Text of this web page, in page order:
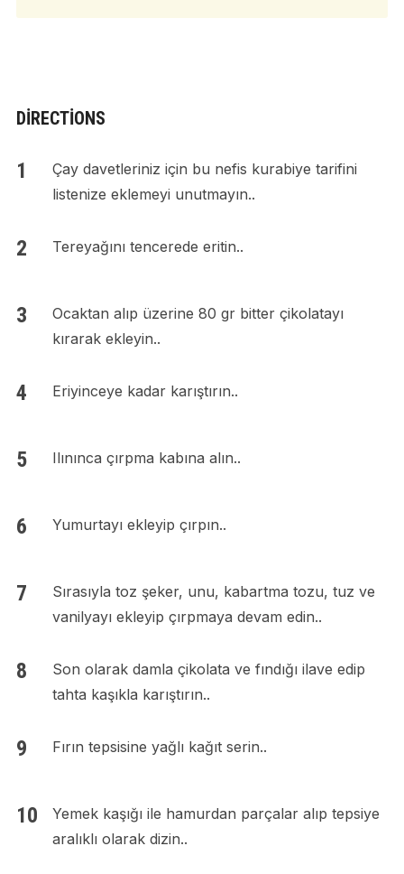
DIRECTIONS
Çay davetleriniz için bu nefis kurabiye tarifini
listenize eklemeyi unutmayın..
Tereyağını tencerede eritin..
Ocaktan alıp üzerine 80 gr bitter çikolatayı
kırarak ekleyin..
Eriyinceye kadar karıştırın..
Ilınınca çırpma kabına alın..
Yumurtayı ekleyip çırpın..
Sırasıyla toz şeker, unu, kabartma tozu, tuz ve
vanilyayı ekleyip çırpmaya devam edin..
Son olarak damla çikolata ve fındığı ilave edip
tahta kaşıkla karıştırın..
Fırın tepsisine yağlı kağıt serin..
Yemek kaşığı ile hamurdan parçalar alıp tepsiye
aralıklı olarak dizin..